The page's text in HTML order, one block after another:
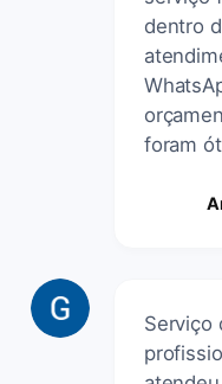
dentro
foram
Serviço